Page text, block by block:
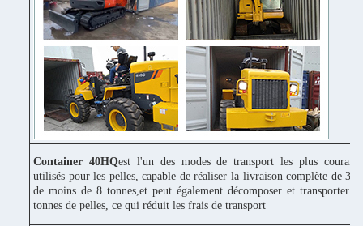
Container 40HQest l'un des modes de transport les plus
utilisés pour les pelles, capable de réaliser la livraison complète de 3
de moins de 8 tonnes,et peut également décomposer et transporter
tonnes de pelles, ce qui réduit les frais de transport